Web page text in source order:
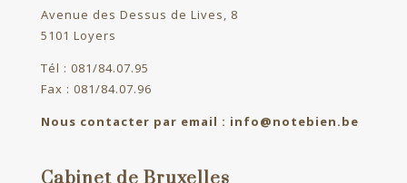
Avenue des Dessus de Lives, 8
5101 Loyers
Tél : 081/84.07.95
Fax : 081/84.07.96
Nous contacter par email : info@notebien.be